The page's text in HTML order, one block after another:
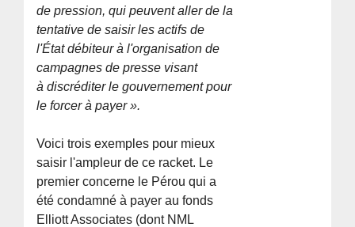
de pression, qui peuvent aller de la
tentative de saisir les actifs de
l'État débiteur à l'organisation de
campagnes de presse visant
à discréditer le gouvernement pour
le forcer à payer ».
Voici trois exemples pour mieux
saisir l'ampleur de ce racket. Le
premier concerne le Pérou qui a
été condamné à payer au fonds
Elliott Associates (dont NML